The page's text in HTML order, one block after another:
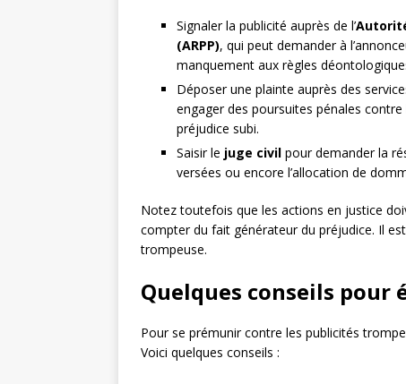
Signaler la publicité auprès de l’
(ARPP), qui peut demander à
manquement aux règles
Déposer une plainte auprès des
engager des poursuites pénales
préjudice subi.
Saisir le juge civil pour demander la
versées ou encore l’allocation de
Notez toutefois que les actions en justice
compter du fait générateur du préjudice. Il
trompeuse.
Quelques conseils
Pour se prémunir contre les publicités
Voici quelques conseils :